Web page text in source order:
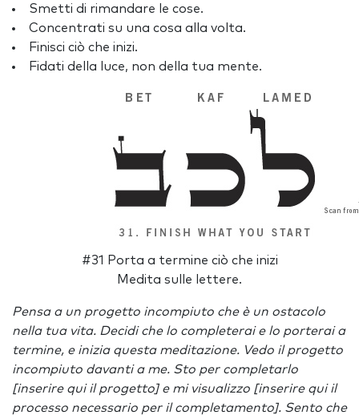
Smetti di rimandare le cose.
Concentrati su una cosa alla volta.
Finisci ciò che inizi.
Fidati della luce, non della tua mente.
#31 Porta a termine ciò che inizi
Medita sulle lettere.
Pensa a un progetto incompiuto che è un ostacolo
nella tua vita. Decidi che lo completerai e lo porterai a
termine, e inizia questa meditazione. Vedo il progetto
incompiuto davanti a me. Sto per completarlo
[inserire qui il progetto] e mi visualizzo [inserire qui il
processo necessario per il completamento]. Sento che